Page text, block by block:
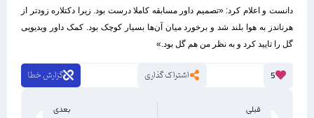
دانست و اعلام کرد: «تصمیم داور مسابقه کاملا درست بود. زیرا د‌کتلاره زودتر از
هرناندز به هوا بلند شد و برخورد میان آن‌ها بسیار کوچک بود. کمک داور ویدیویی
گل را تایید کرد و به نظر من هم گل بود.»
5 اشتراک گذاری گزارش خطا
قبلی بعدی